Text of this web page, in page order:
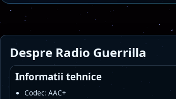
Despre Radio Guerrilla
Informatii tehnice
Codec: AAC+